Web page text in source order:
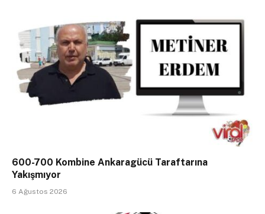
600-700 Kombine Ankaragücü Taraftarına
Yakışmıyor
6 Ağustos 2026